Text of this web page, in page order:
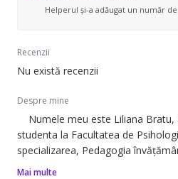
Helperul și-a adăugat un număr
Recenzii
Nu există recenzii
Despre mine
Numele meu este Liliana Bratu,
studenta la Facultatea de
specializarea, Pedagogia
Sunt o persoană empatică,
Mai multe